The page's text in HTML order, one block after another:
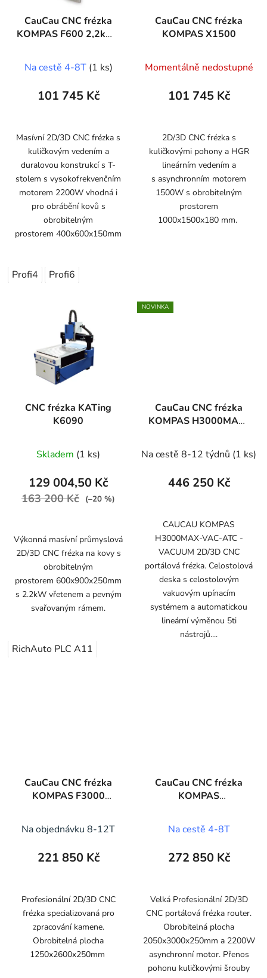
CauCau CNC frézka
KOMPAS F600 2,2kW-
(400x600x150mm)
Na cestě 4-8T (1 ks)
101 745 Kč
Masívní 2D/3D CNC frézka s
kuličkovým vedením a
duralovou konstrukcí s T-
stolem s vysokofrekvenčním
motorem 2200W vhodná i
pro obrábění kovů s
obrobitelným
prostorem 400x600x150mm
Profi4 Profi6
CauCau CNC frézka
KOMPAS X1500
Momentálně nedostupné
101 745 Kč
2D/3D CNC frézka s
kuličkovými pohony a HGR
lineárním vedením a
s asynchronním motorem
1500W s obrobitelným
prostorem
1000x1500x180 mm.
CNC frézka KATing
K6090
Skladem (1 ks)
129 004,50 Kč
163 200 Kč (–20 %)
Výkonná masívní průmyslová
2D/3D CNC frézka na kovy s
obrobitelným
prostorem 600x900x250mm
s 2.2kW vřetenem a pevným
svařovaným rámem.
RichAuto PLC A11
NOVINKA
CauCau CNC frézka
KOMPAS H3000MAX-
Na cestě 8-12 týdnů (1 ks)
446 250 Kč
CAUCAU KOMPAS
H3000MAX-VAC-ATC -
VACUUM 2D/3D CNC
portálová frézka. Celostolová
deska s celostolovým
vakuovým upínacím
systémem a automatickou
lineární výměnou 5ti
nástrojů....
CauCau CNC frézka
KOMPAS F3000
Na objednávku 8-12T
221 850 Kč
Profesionální 2D/3D CNC
frézka specializovaná pro
zpracování kamene.
Obrobitelná plocha
1250x2600x250mm
CauCau CNC frézka
KOMPAS
(2050x3000)
Na cestě 4-8T
272 850 Kč
Velká Profesionální 2D/3D
CNC portálová frézka router.
Obrobitelná plocha
2050x3000x250mm a 2200W
asynchronní motor. Přenos
pohonu kuličkovými šrouby